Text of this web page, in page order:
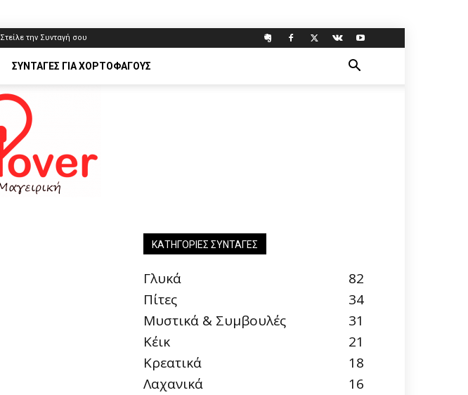
Στείλε την Συνταγή σου
ΣΥΝΤΑΓΈΣ ΓΙΑ ΧΟΡΤΟΦΆΓΟΥΣ
ΚΑΤΗΓΟΡΊΕΣ ΣΥΝΤΑΓΈΣ
Γλυκά
82
Πίτες
34
Μυστικά & Συμβουλές
31
Κέικ
21
Κρεατικά
18
Λαχανικά
16